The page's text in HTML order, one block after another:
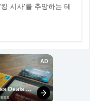
시사'를 추앙하는 테